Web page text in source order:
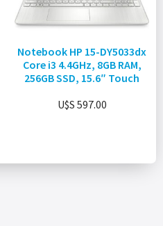
Notebook HP 15-DY5033dx
Core i3 4.4GHz, 8GB RAM,
256GB SSD, 15.6″ Touch
U$S 597.00